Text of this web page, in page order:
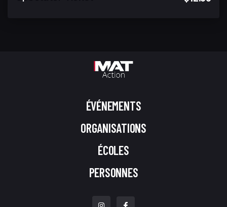
ÉVÉNEMENTS
ORGANISATIONS
ÉCOLES
PERSONNES